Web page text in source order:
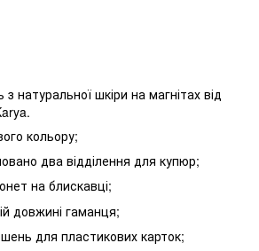
натуральної шкіри на магнітах від
кольору;
два відділення для купюр;
на блискавці;
довжині гаманця;
для пластикових карток;